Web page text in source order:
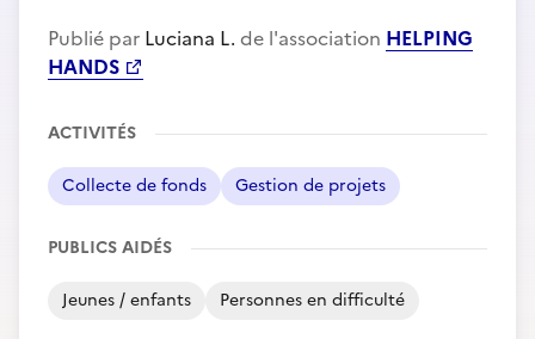
Publié par Luciana L. de l'association HELPING
HANDS
ACTIVITÉS
Collecte de fonds Gestion de projets
PUBLICS AIDÉS
Jeunes / enfants Personnes en difficulté